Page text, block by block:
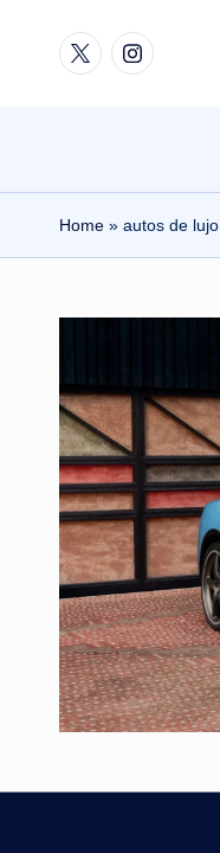
TwitterInstagram
Home » autos de lujo